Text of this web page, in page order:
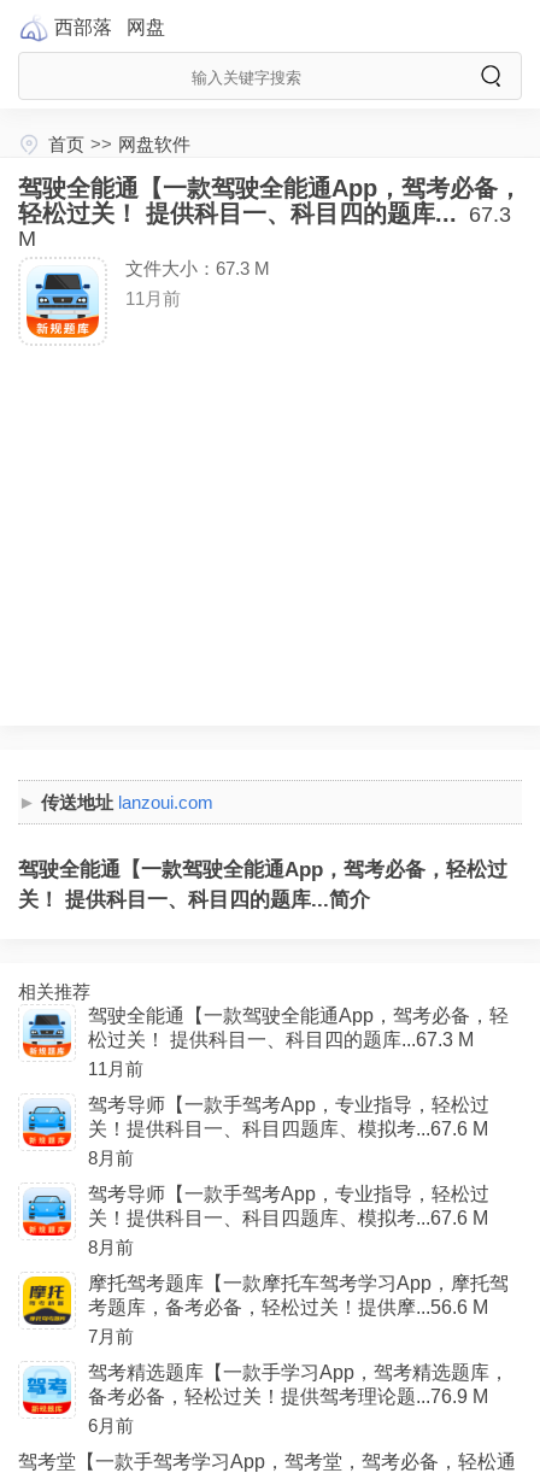
西部落 网盘
首页 >> 网盘软件
驾驶全能通【一款驾驶全能通App，驾考必备，
轻松过关！ 提供科目一、科目四的题库... 67.3
M
文件大小：67.3 M
11月前
传送地址 lanzoui.com
驾驶全能通【一款驾驶全能通App，驾考必备，轻松过
关！ 提供科目一、科目四的题库...简介
相关推荐
驾驶全能通【一款驾驶全能通App，驾考必备，轻
松过关！ 提供科目一、科目四的题库...67.3 M
11月前
驾考导师【一款手驾考App，专业指导，轻松过
关！提供科目一、科目四题库、模拟考...67.6 M
8月前
驾考导师【一款手驾考App，专业指导，轻松过
关！提供科目一、科目四题库、模拟考...67.6 M
8月前
摩托驾考题库【一款摩托车驾考学习App，摩托驾
考题库，备考必备，轻松过关！提供摩...56.6 M
7月前
驾考精选题库【一款手学习App，驾考精选题库，
备考必备，轻松过关！提供驾考理论题...76.9 M
6月前
驾考堂【一款手驾考学习App，驾考堂，驾考必备，轻松通